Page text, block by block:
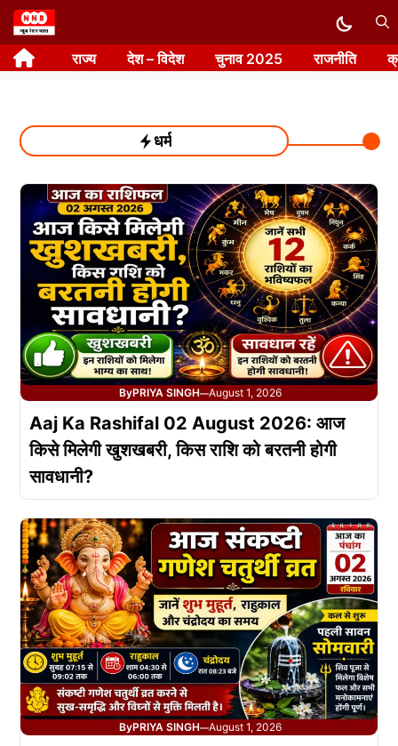
Skip
to
content राज्य देश – विदेश चुनाव 2025 राजनीति
धर्म
ByPRIYA SINGH—August 1, 2026
Aaj Ka Rashifal 02 August 2026: आज
किसे मिलेगी खुशखबरी, किस राशि को बरतनी होगी
सावधानी?
ByPRIYA SINGH—August 1, 2026